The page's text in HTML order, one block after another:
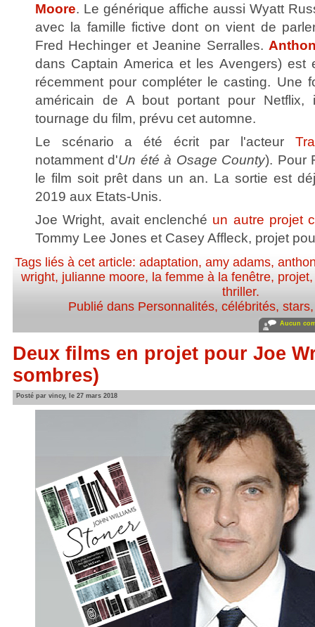
Moore. Le générique affiche aussi Wyatt
avec la famille fictive dont on vient de
Fred Hechinger et Jeanine Serralles.
dans Captain America et les Avengers) est
récemment pour compléter le casting. Une
américain de A bout portant pour Netflix,
tournage du film, prévu cet automne.
Le scénario a été écrit par l'acteur
notamment d'Un été à Osage County). Pour
le film soit prêt dans un an. La sortie est
2019 aux Etats-Unis.
Joe Wright, avait enclenché un autre projet
Tommy Lee Jones et Casey Affleck, projet
Tags liés à cet article:adaptation,amy adams,
wright, julianne moore, la femme à la fenêtre, projet
thriller.
Publié dans Personnalités, célébrités, stars
Aucun
Deux films en projet pour Joe
sombres)
Posté par vincy, le 27 mars 2018